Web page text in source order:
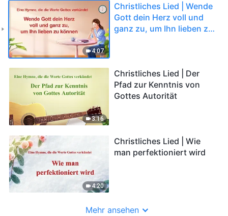
4:07
Christliches Lied | Wende
Gott dein Herz voll und
ganz zu, um Ihn lieben zu
3:16
Christliches Lied | Der
Pfad zur Kenntnis von
Gottes Autorität
4:20
Christliches Lied | Wie
man perfektioniert wird
Mehr ansehen